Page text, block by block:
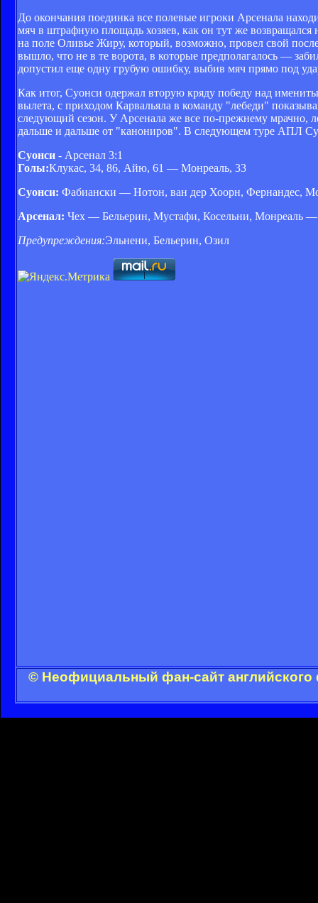
До окончания поединка все полевые игроки Арсенала
мяч в штрафную площадь хозяев, как он тут же
на поле Оливье Жиру, который, возможно, провел свой
вышло, что не в те ворота, в которые предполагалось —
допустил еще одну грубую ошибку, выбив мяч прямо под
Как итог, Суонси одержал вторую кряду победу над
вылета, с приходом Карвальяла в команду "лебеди"
следующий сезон. У Арсенала же все по-прежнему мрачно,
дальше и дальше от "канониров". В следующем туре АПЛ
Суонси - Арсенал 3:1
Голы:Клукас, 34, 86, Айю, 61 — Монреаль, 33
Суонси: Фабиански — Нотон, ван дер Хоорн, Фернандес,
Арсенал: Чех — Бельерин, Мустафи, Косельни, Монреаль
Предупреждения:Эльнени, Бельерин, Озил
© Неофициальный фан-сайт английского